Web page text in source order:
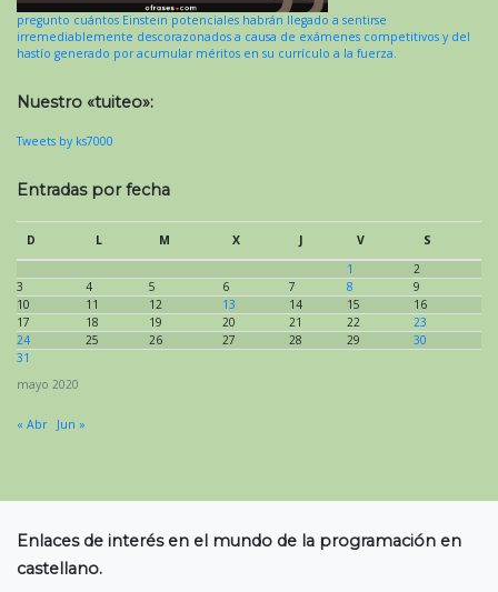
pregunto cuántos Einstein potenciales habrán llegado a sentirse
irremediablemente descorazonados a causa de exámenes competitivos y del
hastío generado por acumular méritos en su currículo a la fuerza.
Nuestro «tuiteo»:
Tweets by ks7000
Entradas por fecha
mayo 2020
D L M X J V
S
1
2
3
4 5 6 7 8
9
10
11 12 13 14 15
16
17
18 19 20 21 22
23
24
25 26 27 28 29
30
31
« Abr Jun »
Enlaces de interés en el mundo de la programación en
castellano.